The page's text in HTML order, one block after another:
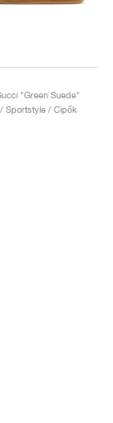
"Green Suede"
Sportstyle / Cipők